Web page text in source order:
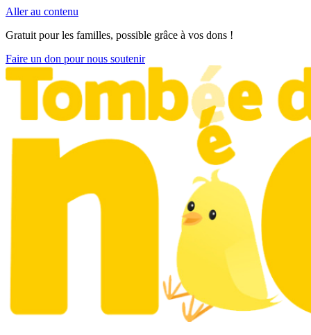
Aller au contenu
Gratuit pour les familles, possible grâce à vos dons !
Faire un don pour nous soutenir